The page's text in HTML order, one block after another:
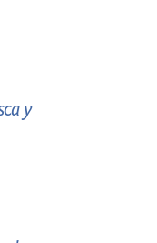
y